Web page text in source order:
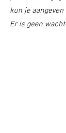
kun je
Er is geen